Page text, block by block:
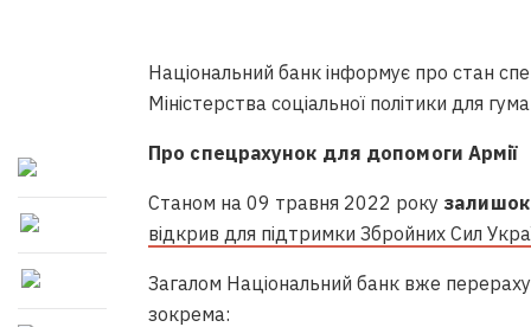
Національний банк інформує про стан
Міністерства соціальної політики для
Про спецрахунок для допомоги Армії
Станом на 09 травня 2022 року
відкрив для підтримки Збройних Сил
Загалом Національний банк вже
зокрема: